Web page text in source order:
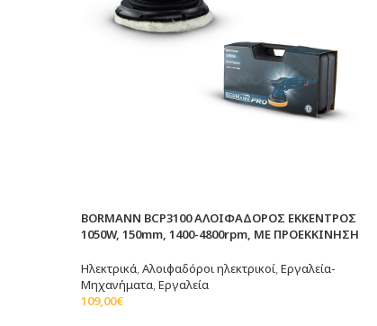
BORMANN BCP3100 ΑΛΟΙΦΑΔΟΡΟΣ ΕΚΚΕΝΤΡΟΣ
1050W, 150mm, 1400-4800rpm, ΜΕ ΠΡΟΕΚΚΙΝΗΣΗ
Ηλεκτρικά ,Αλοιφαδόροι ηλεκτρικοί ,Εργαλεία-
Μηχανήματα ,Εργαλεία
109,00€